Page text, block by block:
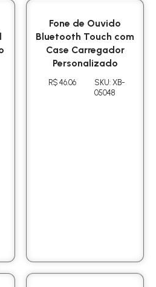
Fone de Ouvido
Bluetooth Touch com
Case Carregador
Personalizado
R$ 46.06
SKU: XB-
05048